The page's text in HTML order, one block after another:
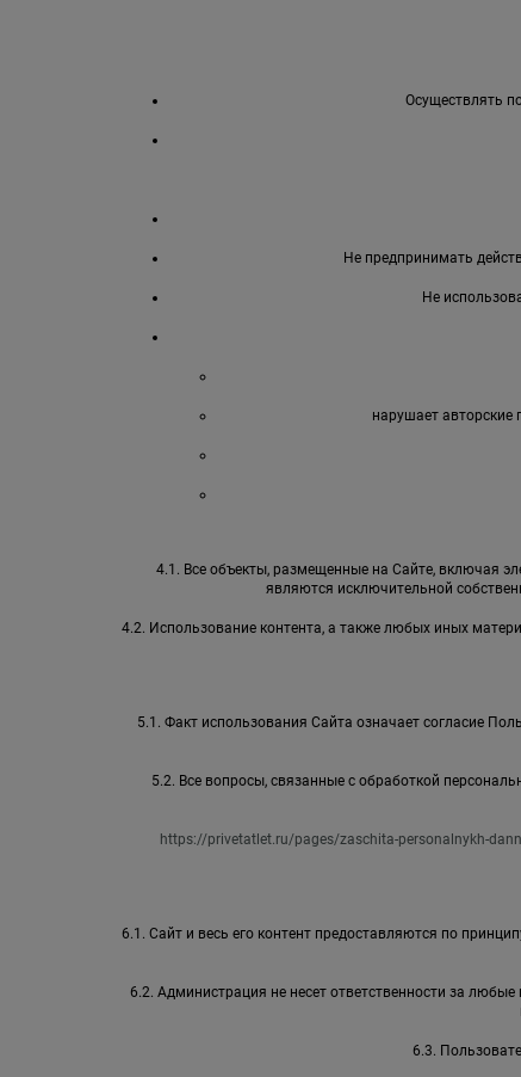
Осуществлять
Не предпринимать
Не
нарушает авторские
4.1. Все объекты, размещенные на Сайте, включая
являются исключительной
4.2. Использование контента, а также любых иных
5.1. Факт использования Сайта означает согласие
5.2. Все вопросы, связанные с обработкой
https://privetatlet.ru/pages/zaschita-personalnykh-
6.1. Сайт и весь его контент предоставляются по
6.2. Администрация не несет ответственности за
6.3.